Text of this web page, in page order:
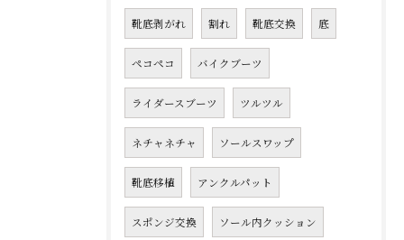
靴底剥がれ 割れ 靴底交換 底
ペコペコ バイクブーツ
ライダースブーツ ツルツル
ネチャネチャ ソールスワップ
靴底移植 アンクルパット
スポンジ交換 ソール内クッション